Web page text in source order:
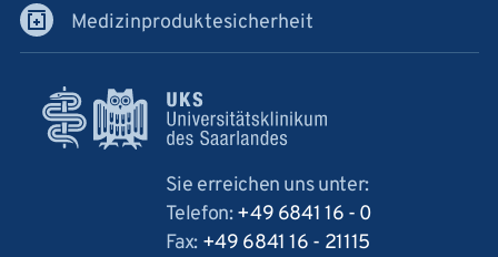
Medizinproduktesicherheit
Sie erreichen uns unter:
Telefon:+49 6841 16 - 0
Fax: +49 6841 16 - 21115